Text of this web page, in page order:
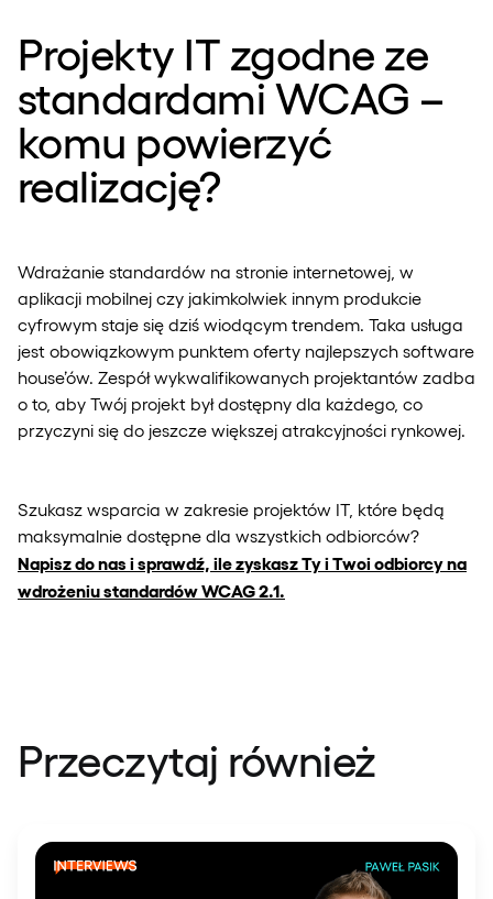
Projekty IT zgodne ze
standardami WCAG –
komu powierzyć
realizację?
Wdrażanie standardów na stronie internetowej, w
aplikacji mobilnej czy jakimkolwiek innym produkcie
cyfrowym staje się dziś wiodącym trendem. Taka usługa
jest obowiązkowym punktem oferty najlepszych software
house’ów. Zespół wykwalifikowanych projektantów zadba
o to, aby Twój projekt był dostępny dla każdego, co
przyczyni się do jeszcze większej atrakcyjności rynkowej.
Szukasz wsparcia w zakresie projektów IT, które będą
maksymalnie dostępne dla wszystkich odbiorców?
Napisz do nas i sprawdź, ile zyskasz Ty i Twoi odbiorcy na
wdrożeniu standardów WCAG 2.1.
Przeczytaj również